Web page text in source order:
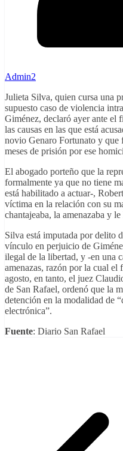
Admin2
Julieta Silva, quien cursa una
supuesto caso de violencia
Giménez, declaró ayer ante el
las causas en las que está
novio Genaro Fortunato y que
meses de prisión por ese
El abogado porteño que la
formalmente ya que no tiene
está habilitado a actuar-,
víctima en la relación con su
chantajeaba, la amenazaba y
Silva está imputada por delito
vínculo en perjuicio de
ilegal de la libertad, y -en una
amenazas, razón por la cual
agosto, en tanto, el juez
de San Rafael, ordenó que la
detención en la modalidad de
electrónica”.
Fuente: Diario San Rafael